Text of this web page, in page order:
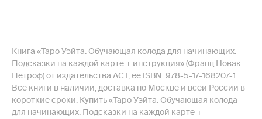
Книга «Таро Уэйта. Обучающая колода для начинающих.
Подсказки на каждой карте + инструкция» (Франц Новак-
Петроф) от издательства АСТ, ее ISBN: 978-5-17-168207-1.
Все книги в наличии, доставка по Москве и всей России в
короткие сроки. Купить «Таро Уэйта. Обучающая колода
для начинающих. Подсказки на каждой карте +